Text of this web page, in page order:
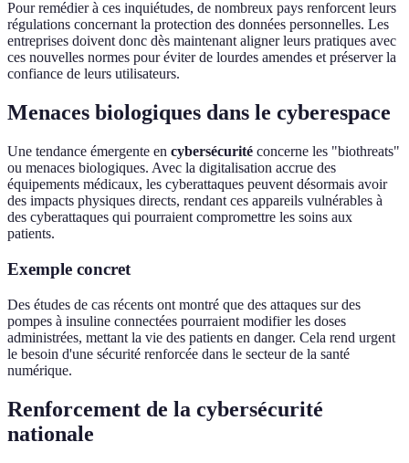
Pour remédier à ces inquiétudes, de nombreux pays renforcent leurs
régulations concernant la protection des données personnelles. Les
entreprises doivent donc dès maintenant aligner leurs pratiques avec
ces nouvelles normes pour éviter de lourdes amendes et préserver la
confiance de leurs utilisateurs.
Menaces biologiques dans le cyberespace
Une tendance émergente en cybersécurité concerne les "biothreats"
ou menaces biologiques. Avec la digitalisation accrue des
équipements médicaux, les cyberattaques peuvent désormais avoir
des impacts physiques directs, rendant ces appareils vulnérables à
des cyberattaques qui pourraient compromettre les soins aux
patients.
Exemple concret
Des études de cas récents ont montré que des attaques sur des
pompes à insuline connectées pourraient modifier les doses
administrées, mettant la vie des patients en danger. Cela rend urgent
le besoin d'une sécurité renforcée dans le secteur de la santé
numérique.
Renforcement de la cybersécurité
nationale